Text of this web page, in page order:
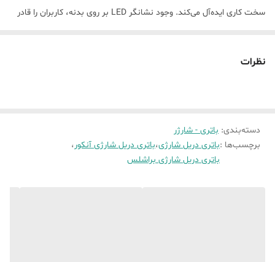
سخت کاری ایده‌آل می‌کند. وجود نشانگر LED بر روی بدنه، کاربران را قادر
شارژرهای تخصصی این برند، در زمان صرفه‌جویی کرده و بهره‌وری را افزایش
می‌دهد. این محصول دارای تائیدیه اروپایی بوده و کیفیت و اصالت آن
نظرات
دسته‌بندی: باتری - شارژر
برچسب‌ها :باتری دریل شارژی،باتری دریل شارژی آنکور ،
باتری دریل شارژی براشلس